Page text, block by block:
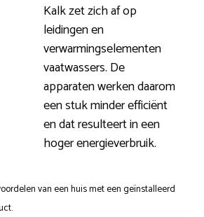
Kalk zet zich af op
leidingen en
verwarmingselementen
vaatwassers. De
apparaten werken daarom
een stuk minder efficiënt
en dat resulteert in een
hoger energieverbruik.
van een huis met een geïnstalleerd